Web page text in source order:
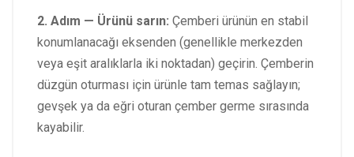
2. Adım — Ürünü sarın: Çemberi ürünün en stabil
konumlanacağı eksenden (genellikle merkezden
veya eşit aralıklarla iki noktadan) geçirin. Çemberin
düzgün oturması için ürünle tam temas sağlayın;
gevşek ya da eğri oturan çember germe sırasında
kayabilir.